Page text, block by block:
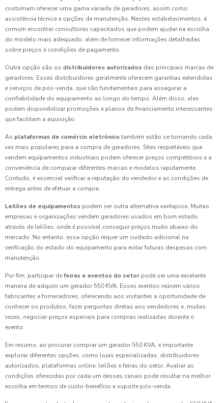
costumam oferecer uma gama variada de geradores, assim como
assistência técnica e opções de manutenção. Nestes estabelecimentos, é
comum encontrar consultores capacitados que podem ajudar na escolha
do modelo mais adequado, além de fornecer informações detalhadas
sobre preços e condições de pagamento.
Outra opção são os distribuidores autorizados das principais marcas de
geradores. Esses distribuidores geralmente oferecem garantias extendidas
e serviços de pós-venda, que são fundamentais para assegurar a
confiabilidade do equipamento ao longo do tempo. Além disso, eles
podem disponibilizar promoções e planos de financiamento interessantes
que facilitam a aquisição.
As plataformas de comércio eletrônico também estão se tornando cada
vez mais populares para a compra de geradores. Sites respeitáveis que
vendem equipamentos industriais podem oferecer preços competitivos e a
conveniência de comparar diferentes marcas e modelos rapidamente.
Contudo, é essencial verificar a reputação do vendedor e as condições de
entrega antes de efetuar a compra.
Leilões de equipamentos podem ser outra alternativa vantajosa. Muitas
empresas e organizações vendem geradores usados em bom estado
através de leilões, onde é possível conseguir preços muito abaixo do
mercado. No entanto, essa opção requer um cuidado adicional na
verificação do estado do equipamento para evitar futuras despesas com
manutenção.
Por fim, participar defeiras e eventos do setor pode ser uma excelente
maneira de adquirir um gerador 550 KVA. Esses eventos reúnem vários
fabricantes e fornecedores, oferecendo aos visitantes a oportunidade de
conhecer os produtos, fazer perguntas diretas aos vendedores e, muitas
vezes, negociar preços especiais para compras realizadas durante o
evento.
Em resumo, ao procurar comprar um gerador 550 KVA, é importante
explorar diferentes opções, como lojas especializadas, distribuidores
autorizados, plataformas online, leilões e feiras do setor. Avaliar as
condições oferecidas por cada um desses canais pode resultar na melhor
escolha em termos de custo-benefício e suporte pós-venda.